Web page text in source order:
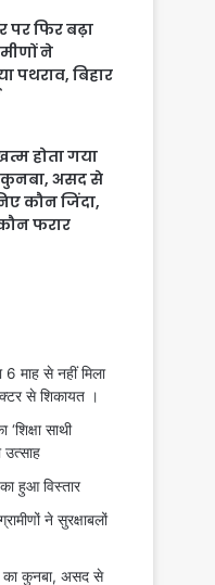
पर फिर बढ़ा
ने
पथराव, बिहार
होता गया
असद से
कौन जिंदा,
फरार
6 माह से नहीं मिला
से शिकायत ।
साथी
उत्साह
हुआ विस्तार
ने सुरक्षाबलों
का कुनबा, असद से